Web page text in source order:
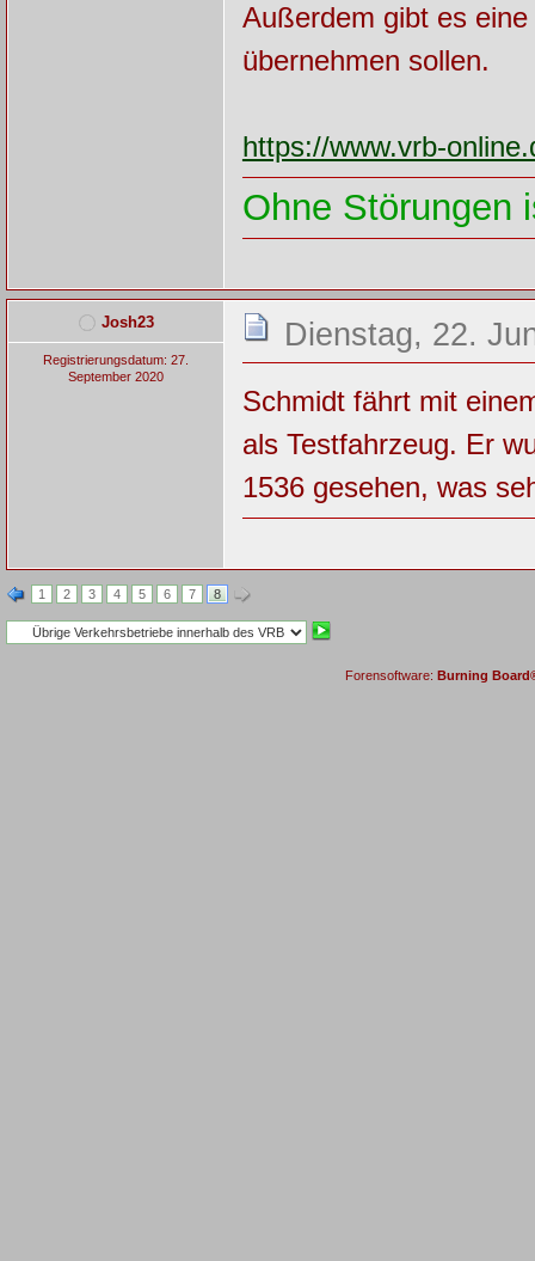
Außerdem gibt es
übernehmen sollen.
https://www.vrb-
Ohne Störungen
Josh23
Registrierungsdatum: 27.
September 2020
Dienstag, 22.
Schmidt fährt mit
als Testfahrzeug. Er
1536 gesehen, was
1 2 3 4 5 6 7 8
Forensoftware: Burning